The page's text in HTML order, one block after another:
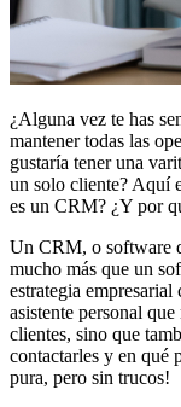
¿Alguna vez te has
mantener todas las
gustaría tener una
un solo cliente? Aquí
es un CRM? ¿Y por
Un CRM, o software
mucho más que un
estrategia
asistente personal
clientes, sino que
contactarles y en qué
pura, pero sin trucos!